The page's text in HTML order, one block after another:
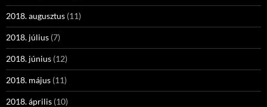
2018. augusztus (11)
2018. július (7)
2018. június (12)
2018. május (11)
2018. április (10)